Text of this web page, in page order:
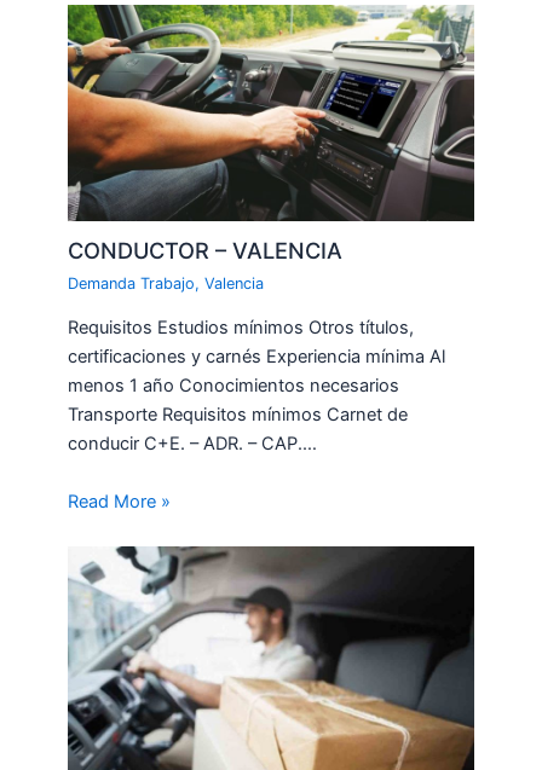
CONDUCTOR – VALENCIA
Demanda Trabajo,Valencia
Requisitos Estudios mínimos Otros títulos,
certificaciones y carnés Experiencia mínima Al
menos 1 año Conocimientos necesarios
Transporte Requisitos mínimos Carnet de
conducir C+E. – ADR. – CAP.…
Read More »